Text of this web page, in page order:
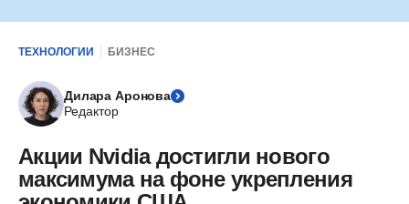
ТЕХНОЛОГИИ БИЗНЕС
Дилара Аронова
Редактор
Акции Nvidia достигли нового
максимума на фоне укрепления